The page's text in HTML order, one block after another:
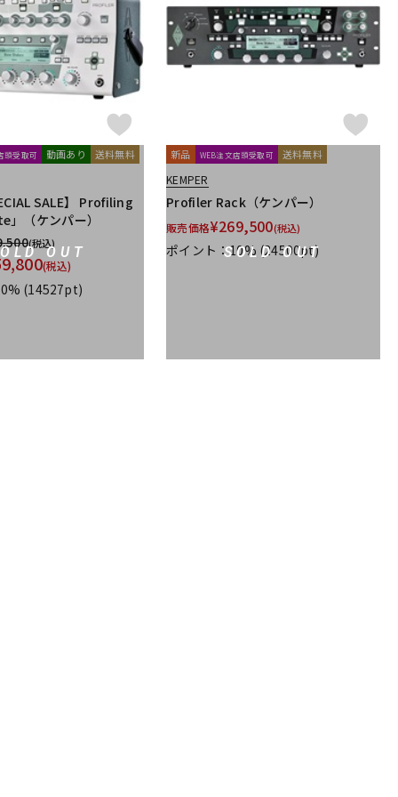
配信/ライブ
機器
楽器アクセサ
リ
OUT
頭受取可 動画あり 送料無料
SALE】 Profiling
（ケンパー）
(税込)
(税込)
(14527pt)
SOLD OUT
新品 WEB注文店頭受取可 送料無料
KEMPER
Profiler Rack（ケンパー）
販売価格¥269,500(税込)
ポイント：10% (24500pt)